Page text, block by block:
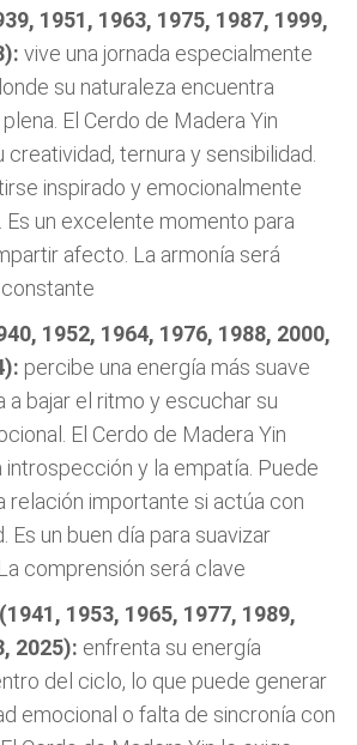
1951, 1963, 1975, 1987, 1999,
vive una jornada especialmente
su naturaleza encuentra
El Cerdo de Madera Yin
creatividad, ternura y sensibilidad.
inspirado y emocionalmente
Es un excelente momento para
afecto. La armonía será
1952, 1964, 1976, 1988, 2000,
percibe una energía más suave
a bajar el ritmo y escuchar su
El Cerdo de Madera Yin
y la empatía. Puede
relación importante si actúa con
Es un buen día para suavizar
comprensión será clave
1953, 1965, 1977, 1989,
2025): enfrenta su energía
del ciclo, lo que puede generar
emocional o falta de sincronía con